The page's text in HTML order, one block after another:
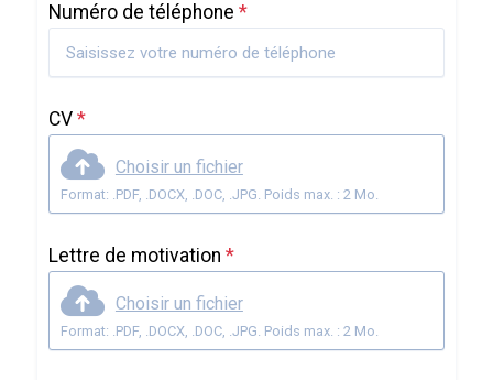
Numéro de téléphone *
CV *
Choisir un fichier
Format: .PDF, .DOCX, .DOC, .JPG. Poids max. : 2 Mo.
Lettre de motivation *
Choisir un fichier
Format: .PDF, .DOCX, .DOC, .JPG. Poids max. : 2 Mo.